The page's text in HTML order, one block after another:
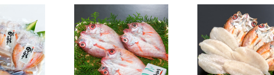
その他商品
かれい商品
あなご商品